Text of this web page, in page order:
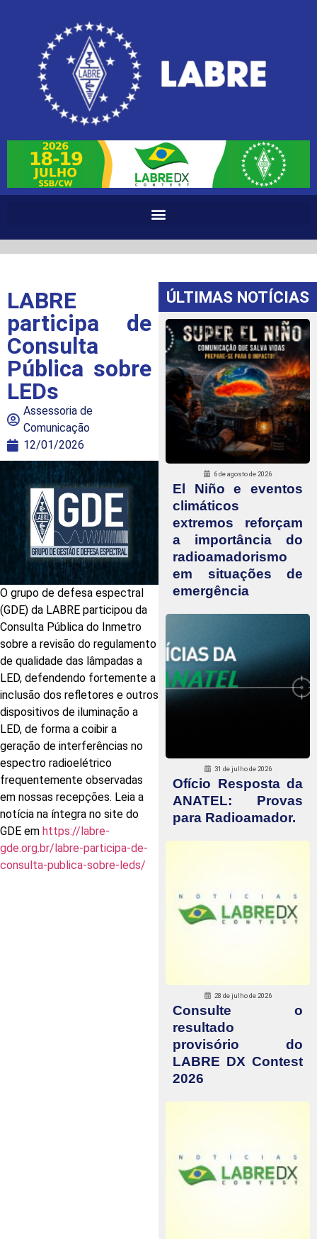
LABRE
participa de
Consulta
Pública sobre
LEDs
Assessoria de
Comunicação
12/01/2026
O grupo de defesa espectral
(GDE) da LABRE participou da
Consulta Pública do Inmetro
sobre a revisão do regulamento
de qualidade das lâmpadas a
LED, defendendo fortemente a
inclusão dos refletores e outros
dispositivos de iluminação a
LED, de forma a coibir a
geração de interferências no
espectro radioelétrico
frequentemente observadas
em nossas recepções. Leia a
notícia na íntegra no site do
GDE em https://labre-
gde.org.br/labre-participa-de-
consulta-publica-sobre-leds/
ÚLTIMAS NOTÍCIAS
6 de agosto de 2026
El Niño e eventos
climáticos
extremos reforçam
a importância do
radioamadorismo
em situações de
emergência
31 de julho de 2026
Ofício Resposta da
ANATEL: Provas
para Radioamador.
28 de julho de 2026
Consulte o
resultado
provisório do
LABRE DX Contest
2026